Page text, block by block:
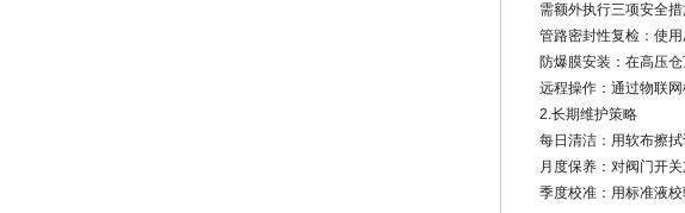
需额外执行三项安全措
管路密封性复检：使用
防爆膜安装：在高压仓
远程操作：通过物联网
2.长期维护策略
每日清洁：用软布擦拭
月度保养：对阀门开关
季度校准：用标准液校